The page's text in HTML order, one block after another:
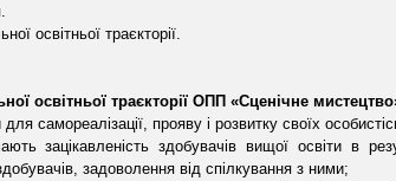
освітньої траєкторії.
освітньої траєкторії ОПП «Сценічне
для самореалізації, прояву і розвитку своїх
зацікавленість здобувачів вищої освіти в
задоволення від спілкування з ними;